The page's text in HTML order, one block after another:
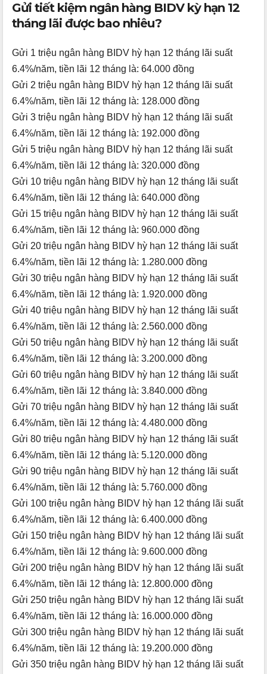
Gửi tiết kiệm ngân hàng BIDV kỳ hạn 12
tháng lãi được bao nhiêu?
Gửi 1 triệu ngân hàng BIDV hỳ hạn 12 tháng lãi suất
6.4%/năm, tiền lãi 12 tháng là: 64.000 đồng
Gửi 2 triệu ngân hàng BIDV hỳ hạn 12 tháng lãi suất
6.4%/năm, tiền lãi 12 tháng là: 128.000 đồng
Gửi 3 triệu ngân hàng BIDV hỳ hạn 12 tháng lãi suất
6.4%/năm, tiền lãi 12 tháng là: 192.000 đồng
Gửi 5 triệu ngân hàng BIDV hỳ hạn 12 tháng lãi suất
6.4%/năm, tiền lãi 12 tháng là: 320.000 đồng
Gửi 10 triệu ngân hàng BIDV hỳ hạn 12 tháng lãi suất
6.4%/năm, tiền lãi 12 tháng là: 640.000 đồng
Gửi 15 triệu ngân hàng BIDV hỳ hạn 12 tháng lãi suất
6.4%/năm, tiền lãi 12 tháng là: 960.000 đồng
Gửi 20 triệu ngân hàng BIDV hỳ hạn 12 tháng lãi suất
6.4%/năm, tiền lãi 12 tháng là: 1.280.000 đồng
Gửi 30 triệu ngân hàng BIDV hỳ hạn 12 tháng lãi suất
6.4%/năm, tiền lãi 12 tháng là: 1.920.000 đồng
Gửi 40 triệu ngân hàng BIDV hỳ hạn 12 tháng lãi suất
6.4%/năm, tiền lãi 12 tháng là: 2.560.000 đồng
Gửi 50 triệu ngân hàng BIDV hỳ hạn 12 tháng lãi suất
6.4%/năm, tiền lãi 12 tháng là: 3.200.000 đồng
Gửi 60 triệu ngân hàng BIDV hỳ hạn 12 tháng lãi suất
6.4%/năm, tiền lãi 12 tháng là: 3.840.000 đồng
Gửi 70 triệu ngân hàng BIDV hỳ hạn 12 tháng lãi suất
6.4%/năm, tiền lãi 12 tháng là: 4.480.000 đồng
Gửi 80 triệu ngân hàng BIDV hỳ hạn 12 tháng lãi suất
6.4%/năm, tiền lãi 12 tháng là: 5.120.000 đồng
Gửi 90 triệu ngân hàng BIDV hỳ hạn 12 tháng lãi suất
6.4%/năm, tiền lãi 12 tháng là: 5.760.000 đồng
Gửi 100 triệu ngân hàng BIDV hỳ hạn 12 tháng lãi suất
6.4%/năm, tiền lãi 12 tháng là: 6.400.000 đồng
Gửi 150 triệu ngân hàng BIDV hỳ hạn 12 tháng lãi suất
6.4%/năm, tiền lãi 12 tháng là: 9.600.000 đồng
Gửi 200 triệu ngân hàng BIDV hỳ hạn 12 tháng lãi suất
6.4%/năm, tiền lãi 12 tháng là: 12.800.000 đồng
Gửi 250 triệu ngân hàng BIDV hỳ hạn 12 tháng lãi suất
6.4%/năm, tiền lãi 12 tháng là: 16.000.000 đồng
Gửi 300 triệu ngân hàng BIDV hỳ hạn 12 tháng lãi suất
6.4%/năm, tiền lãi 12 tháng là: 19.200.000 đồng
Gửi 350 triệu ngân hàng BIDV hỳ hạn 12 tháng lãi suất